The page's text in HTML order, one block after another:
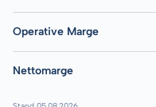
Operative Marge
Nettomarge